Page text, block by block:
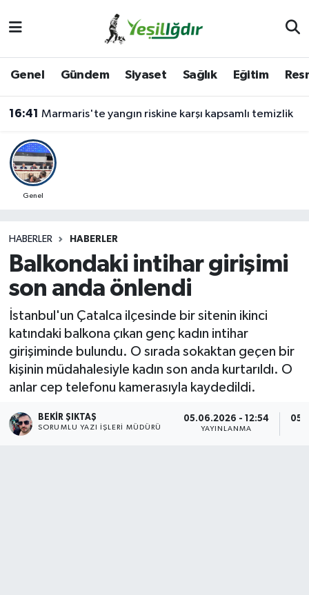
Genel Gündem Siyaset Sağlık Eğitim
16:41 Marmaris'te yangın riskine karşı kapsamlı temizlik
Genel
HABERLER HABERLER
Balkondaki intihar girişimi
son anda önlendi
İstanbul'un Çatalca ilçesinde bir sitenin ikinci
katındaki balkona çıkan genç kadın intihar
girişiminde bulundu. O sırada sokaktan geçen bir
kişinin müdahalesiyle kadın son anda kurtarıldı. O
anlar cep telefonu kamerasıyla kaydedildi.
BEKIR ŞIKTAŞ
SORUMLU YAZI İŞLERI MÜDÜRÜ
05.06.2026 - 12:54
YAYINLANMA
İğdir Namaz Vakitleri
Iğdır Trafik Yoğunluk Haritası
Süper Lig Puan Durumu ve Fikstür
Son Dakika Haberleri
Haber Arşivi